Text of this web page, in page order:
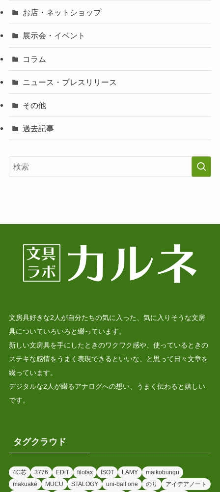
お店・ネットショップ
展示会・イベント
コラム
ニュース・プレスリリース
その他
過去記事
文房具好きな2人が自分たちの気に入った、気に入りそうな文房
具についていろいろと綴っています。
新しい文房具を手にしたときのワクワク感や、使っているときの
ステキな感情をうまく表現できるといいな、と思って日々文章を
綴っています。
デジタルな2人が綴るアナログへの想い、うまく伝わると嬉しい
です。
タグクラウド
4C芯 3776 EDiT filofax ISOT LAMY
maikobungu
makuake
MUCU STALOGY uni-ball one のり アイデアノート